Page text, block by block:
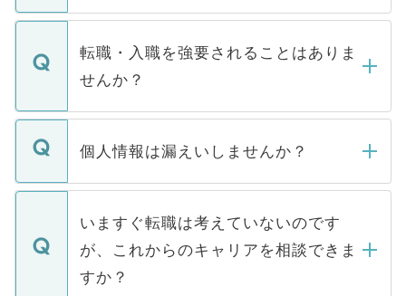
ます。通常、5営業日以内にはご連絡をせて
いただきますので、しばらくお待ちくださ
い。
マイナビDOCTORで取り扱っている求人の
うち約3割は、Webサイトからご覧いただ
けない「非公開求人」です。非公開求人は
下記の理由によって、一般には公開してい
ません。
■応募殺到を避けるため 人気のある医療機
関を公にしてしまうと、応募が殺到する場
に、医療機関が求める条件に合った人材の
みを人材紹介会社に依頼するケースが増え
ています。
転職・入職を強要されることはありま
せんか？
転職・入職を強要することは一切ありませ
ん。また、仮に応募先から内定をいただい
定を承諾する必要はありません。内定先へ
の辞退の連絡はキャリアパートナーが行い
ますので、ご安心ください。
個人情報は漏えいしませんか？
個人情報が漏えいすることはありませんの
で、ご安心ください。当サイトからの登録
などで収集したご登録者様の個人情報は、
ご本人のキャリアアップおよび転職活動の
支援を目的に使用いたします。お預かりし
いますぐ転職は考えていないのです
が、これからのキャリアを相談できま
すか？